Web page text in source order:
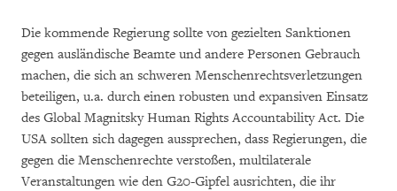
Die kommende Regierung sollte von gezielten Sanktionen
gegen ausländische Beamte und andere Personen Gebrauch
machen, die sich an schweren Menschenrechtsverletzungen
beteiligen, u.a. durch einen robusten und expansiven Einsatz
des Global Magnitsky Human Rights Accountability Act. Die
USA sollten sich dagegen aussprechen, dass Regierungen, die
gegen die Menschenrechte verstoßen, multilaterale
Veranstaltungen wie den G20-Gipfel ausrichten, die ihr